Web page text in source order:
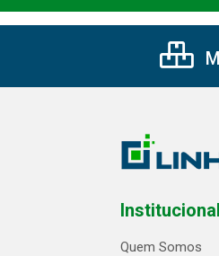
Institucional
Quem Somos